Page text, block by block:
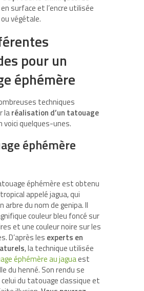
surface et l’encre utilisée
végétale.
pour un
éphémère
techniques
laréalisation d’un tatouage
voici quelques-unes.
éphémère
éphémère est obtenu
appelé jagua, qui
arbre du nom de genipa. Il
couleur bleu foncé sur
et une couleur noire sur les
D’après les experts en
, la technique utilisée
éphémère au jaguaest
du henné. Son rendu se
du tatouage classique et